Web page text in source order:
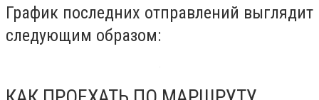
График последних отправлений выглядит
следующим образом: